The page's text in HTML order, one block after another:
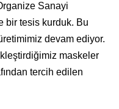
Sanayi
bir tesis kurduk. Bu
devam ediyor.
maskeler
tercih edilen